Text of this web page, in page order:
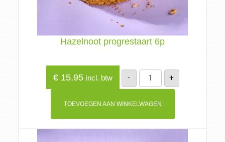
Hazelnoot progrestaart 6p
€15,95 incl. btw -
Hazelnoot
progrestaart
6p
+
TOEVOEGEN AAN WINKELWAGEN